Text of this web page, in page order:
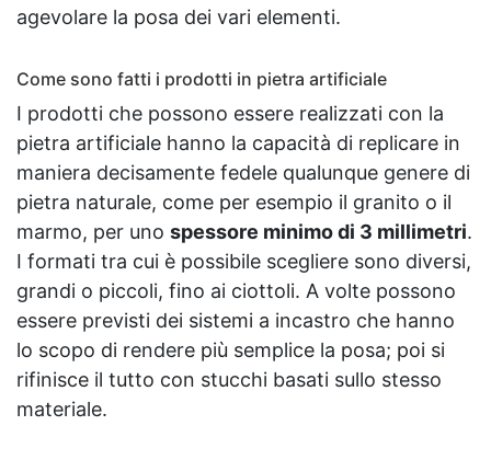
agevolare la posa dei vari elementi.
Come sono fatti i prodotti in pietra artificiale
I prodotti che possono essere realizzati con la
pietra artificiale hanno la capacità di replicare in
maniera decisamente fedele qualunque genere di
pietra naturale, come per esempio il granito o il
marmo, per uno spessore minimo di 3 millimetri.
I formati tra cui è possibile scegliere sono diversi,
grandi o piccoli, fino ai ciottoli. A volte possono
essere previsti dei sistemi a incastro che hanno
lo scopo di rendere più semplice la posa; poi si
rifinisce il tutto con stucchi basati sullo stesso
materiale.